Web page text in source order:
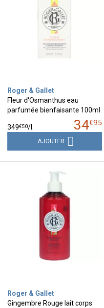
Roger & Gallet
Fleur d'Osmanthus eau
parfumée bienfaisante 100ml
34€95
349€50/
AJOUTER
Roger & Gallet
Gingembre Rouge lait corps